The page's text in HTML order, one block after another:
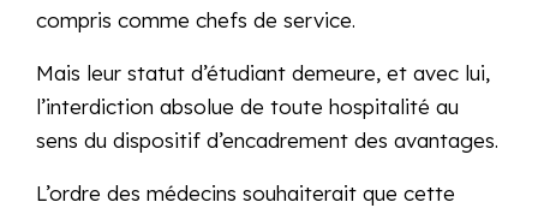
compris comme chefs de service.
Mais leur statut d’étudiant demeure, et avec lui,
l’interdiction absolue de toute hospitalité au
sens du dispositif d’encadrement des avantages.
L’ordre des médecins souhaiterait que cette